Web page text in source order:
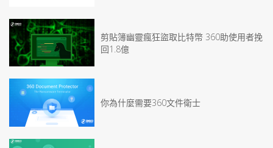
剪貼簿幽靈瘋狂盜取比特幣 360助使用者挽
回1.8億
你為什麼需要360文件衛士